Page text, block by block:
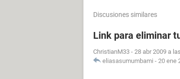
Discusiones similares
Link para eliminar
ChristianM33 - 28 abr 2009 a
eliasasumumbami - 20 ene